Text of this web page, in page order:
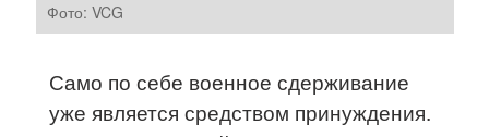
Фото: VCG
Само по себе военное сдерживание
уже является средством принуждения.